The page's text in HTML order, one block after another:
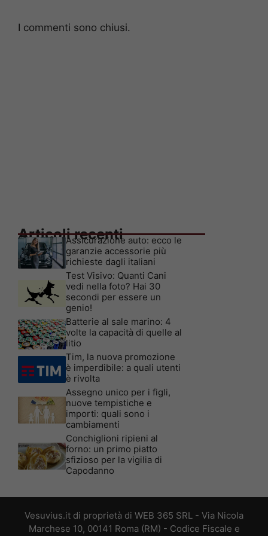
I commenti sono chiusi.
Articoli recenti
Assicurazione auto: ecco le
garanzie accessorie più
richieste dagli italiani
Test Visivo: Quanti Cani
vedi nella foto? Hai 30
secondi per essere un
genio!
Batterie al sale marino: 4
volte la capacità di quelle al
litio
Tim, la nuova promozione
è imperdibile: a quali utenti
è rivolta
Assegno unico per i figli,
nuove tempistiche e
importi: quali sono i
cambiamenti
Conchiglioni ripieni al
forno: un primo piatto
sfizioso per la vigilia di
Capodanno
Vesuvius.it di proprietà di WEB 365 SRL - Via Nicola
Marchese 10, 00141 Roma (RM) - Codice Fiscale e